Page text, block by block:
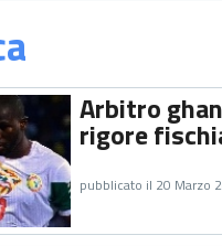
Arbitro
rigore
pubblicato il 20 Marzo